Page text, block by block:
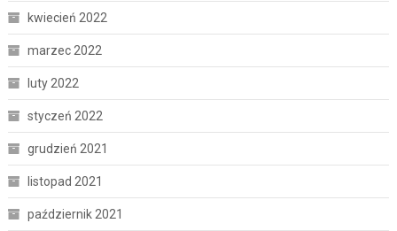
kwiecień 2022
marzec 2022
luty 2022
styczeń 2022
grudzień 2021
listopad 2021
październik 2021